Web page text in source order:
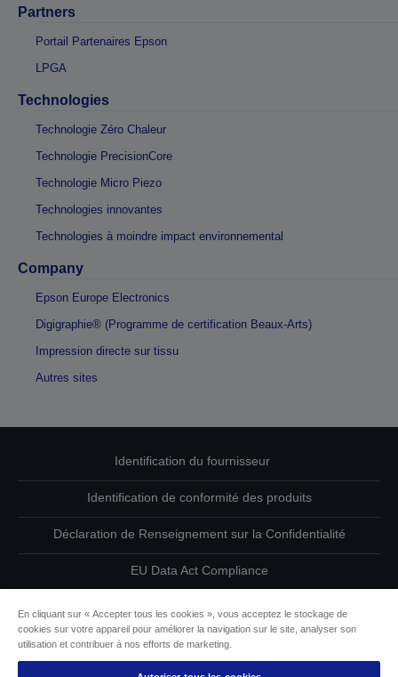
Partners
Portail Partenaires Epson
LPGA
Technologies
Technologie Zéro Chaleur
Technologie PrecisionCore
Technologie Micro Piezo
Technologies innovantes
Technologies à moindre impact environnemental
Company
Epson Europe Electronics
Digigraphie® (Programme de certification Beaux-Arts)
Impression directe sur tissu
Autres sites
Identification du fournisseur
Identification de conformité des produits
Déclaration de Renseignement sur la Confidentialité
EU Data Act Compliance
Informations sur les cookies
En cliquant sur « Accepter tous les cookies », vous acceptez le stockage de
cookies sur votre appareil pour améliorer la navigation sur le site, analyser son
utilisation et contribuer à nos efforts de marketing.